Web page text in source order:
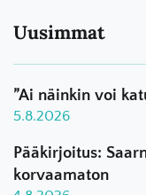
Uusimmat
”Ai näinkin voi
5.8.2026
Pääkirjoitus:
korvaamaton